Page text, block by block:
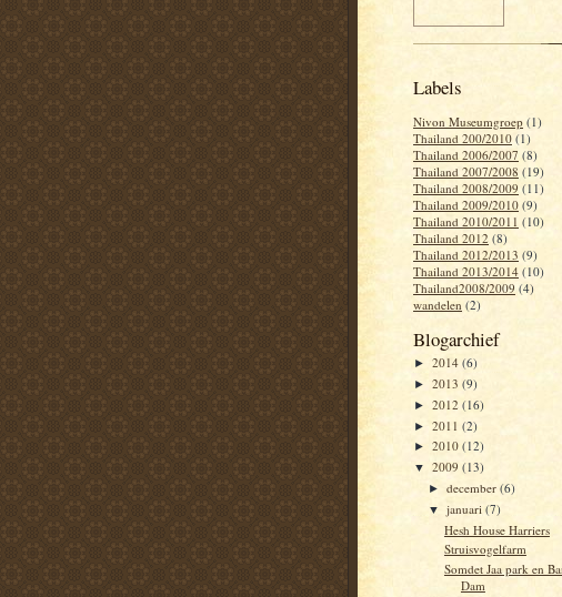
Labels
Nivon Museumgroep (1)
Thailand 200/2010 (1)
Thailand 2006/2007 (8)
Thailand 2007/2008 (19)
Thailand 2008/2009 (11)
Thailand 2009/2010 (9)
Thailand 2010/2011 (10)
Thailand 2012 (8)
Thailand 2012/2013 (9)
Thailand 2013/2014 (10)
Thailand2008/2009 (4)
wandelen (2)
Blogarchief
► 2014 (6)
► 2013 (9)
► 2012 (16)
► 2011 (2)
► 2010 (12)
▼ 2009 (13)
►december(6)
▼januari(7)
Hesh House Harriers
Struisvogelfarm
Somdet Jaa park en
Dam